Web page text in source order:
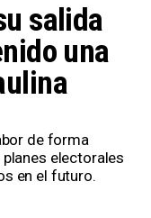
salida
una
de forma
electorales
en el futuro.